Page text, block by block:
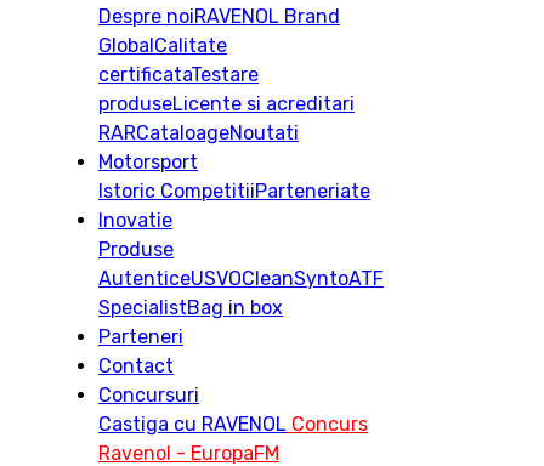
Despre noiRAVENOL Brand
GlobalCalitate
certificataTestare
produseLicente si acreditari
RARCataloageNoutati
Motorsport
Istoric CompetitiiParteneriate
Inovatie
Produse
AutenticeUSVOCleanSyntoATF
SpecialistBag in box
Parteneri
Contact
Concursuri
Castiga cu RAVENOL Concurs
Ravenol - EuropaFM